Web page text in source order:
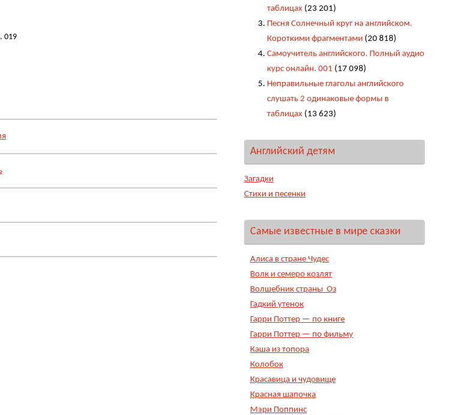
019
таблицах (23 201)
Песня Солнечный круг на английском.
Короткими фрагментами (20 818)
Самоучитель английского. Полный аудио
курс онлайн. 001 (17 098)
Неправильные глаголы английского
слушать 2 одинаковые формы в
таблицах (13 623)
Английский детям
Загадки
Стихи и песенки
Самые известные в мире сказки
Алиса в стране Чудес
Волк и семеро козлят
Волшебник страны Оз
Гадкий утенок
Гарри Поттер — по книге
Гарри Поттер — по фильму
Каша из топора
Колобок
Красавица и чудовище
Красная шапочка
Мэри Поппинс